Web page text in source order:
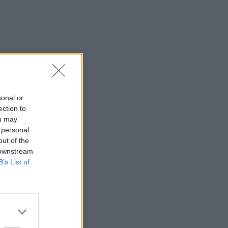
or
to
may
of the
List of